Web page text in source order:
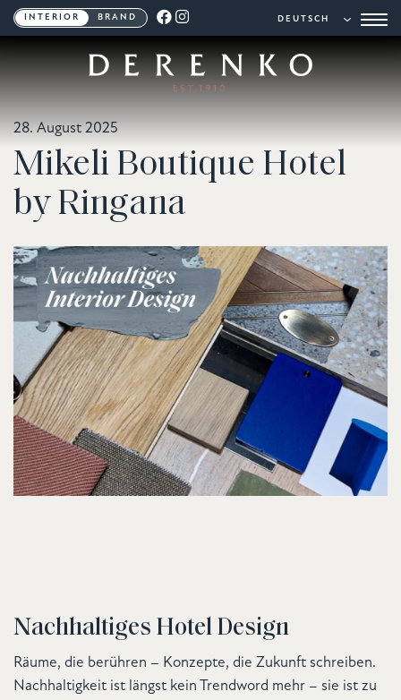
INTERIOR BRAND
28. August 2025
Mikeli Boutique Hotel
by Ringana
Nachhaltiges Hotel Design
Räume, die berühren – Konzepte, die Zukunft schreiben.
Nachhaltigkeit ist längst kein Trendword mehr – sie ist zu